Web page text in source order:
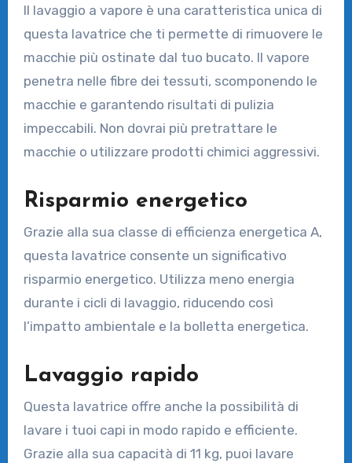
Il lavaggio a vapore è una caratteristica unica di
questa lavatrice che ti permette di rimuovere le
macchie più ostinate dal tuo bucato. Il vapore
penetra nelle fibre dei tessuti, scomponendo le
macchie e garantendo risultati di pulizia
impeccabili. Non dovrai più pretrattare le
macchie o utilizzare prodotti chimici aggressivi.
Risparmio energetico
Grazie alla sua classe di efficienza energetica A,
questa lavatrice consente un significativo
risparmio energetico. Utilizza meno energia
durante i cicli di lavaggio, riducendo così
l’impatto ambientale e la bolletta energetica.
Lavaggio rapido
Questa lavatrice offre anche la possibilità di
lavare i tuoi capi in modo rapido e efficiente.
Grazie alla sua capacità di 11 kg, puoi lavare